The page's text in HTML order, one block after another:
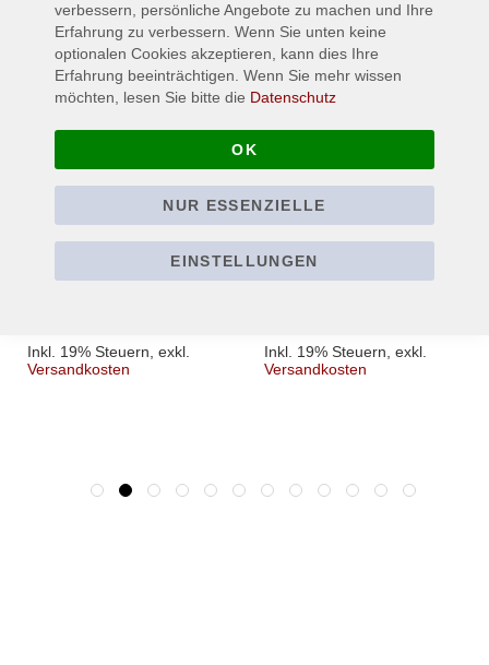
TAAKE - Svartekunst -
T-Shirt
Inkl. 19% Steuern exkl.
Versandkosten
DEATH - Sounds of
Perseverance - T-Shirt
Inkl. 19% Steuern exkl.
Versandkosten
verbessern, persönliche Angebote zu machen und Ihre
Erfahrung zu verbessern. Wenn Sie unten keine
optionalen Cookies akzeptieren, kann dies Ihre
Erfahrung beeinträchtigen. Wenn Sie mehr wissen
möchten, lesen Sie bitte die Datenschutz
OK
NUR ESSENZIELLE
EINSTELLUNGEN